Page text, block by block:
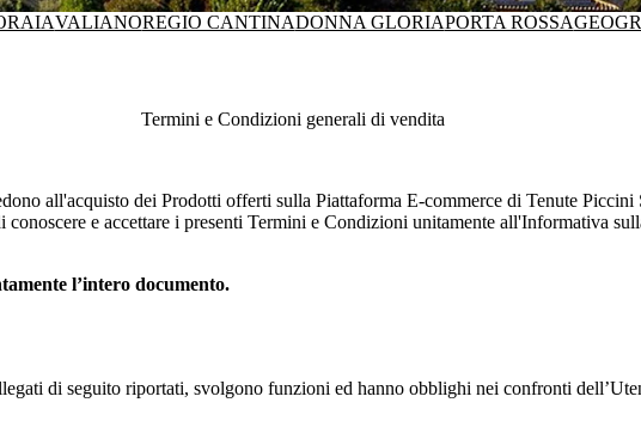
VALIANOREGIO CANTINADONNA GLORIAPORTA ROSSA
Termini e Condizioni generali di vendita
all'acquisto dei Prodotti offerti sulla Piattaforma E-commerce diTenute Piccini
e accettare i presenti Termini e Condizioni unitamente all'Informativa
l’intero documento.
di seguito riportati, svolgono funzioni ed hanno obblighi nei confronti